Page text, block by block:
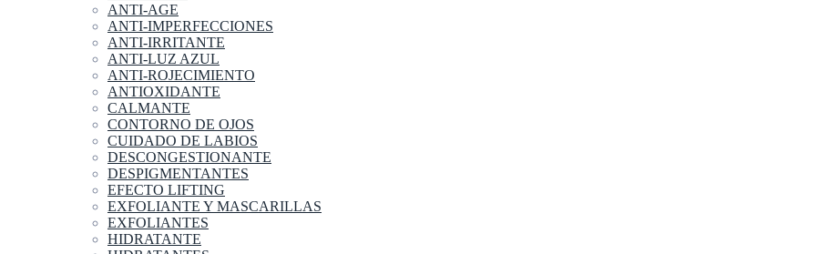
ANTI-AGE
ANTI-IMPERFECCIONES
ANTI-IRRITANTE
ANTI-LUZ AZUL
ANTI-ROJECIMIENTO
ANTIOXIDANTE
CALMANTE
CONTORNO DE OJOS
CUIDADO DE LABIOS
DESCONGESTIONANTE
DESPIGMENTANTES
EFECTO LIFTING
EXFOLIANTE Y MASCARILLAS
EXFOLIANTES
HIDRATANTE